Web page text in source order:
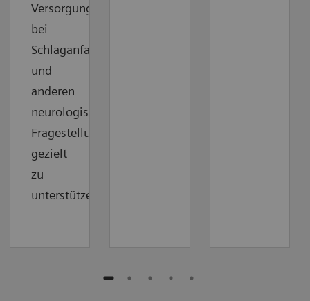
Versorgung
bei
Schlaganfall
und
anderen
neurologischen
Fragestellungen
gezielt
zu
unterstützen.